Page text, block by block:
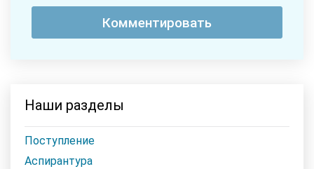
Наши разделы
Поступление
Аспирантура